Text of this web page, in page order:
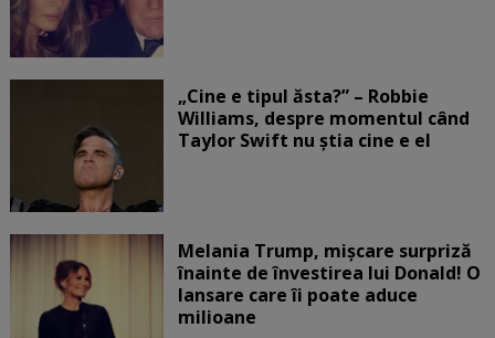
„Cine e tipul ăsta?” – Robbie
Williams, despre momentul când
Taylor Swift nu știa cine e el
Melania Trump, mișcare surpriză
înainte de învestirea lui Donald! O
lansare care îi poate aduce
milioane